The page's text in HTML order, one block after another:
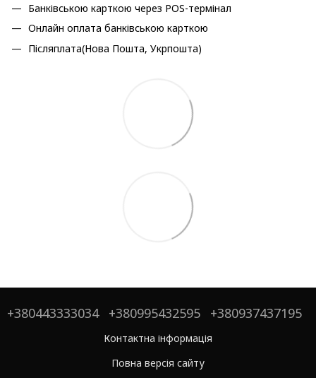
Банківською карткою через POS-термінал
Онлайн оплата банківською карткою
Післяплата(Нова Пошта, Укрпошта)
+380443333034 +380995432595 +380937437195
Контактна інформація
Повна версія сайту